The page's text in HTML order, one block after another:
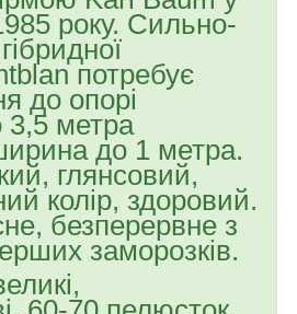
року. Сильно-
потребує
до опорі
3,5 метра
до 1 метра.
глянсовий,
колір, здоровий.
безперервне з
заморозків.